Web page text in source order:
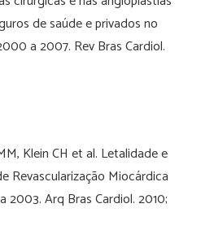
de saúde e privados no
a 2007. Rev Bras Cardiol.
Klein CH et al. Letalidade e
Revascularização Miocárdica
2003. Arq Bras Cardiol. 2010;